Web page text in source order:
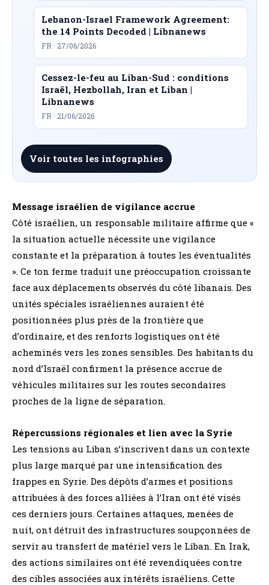
Lebanon-Israel Framework Agreement:
the 14 Points Decoded | Libnanews
FR · 27/06/2026
Cessez-le-feu au Liban-Sud : conditions
Israël, Hezbollah, Iran et Liban |
Libnanews
FR · 21/06/2026
Voir toutes les infographies
Message israélien de vigilance accrue
Côté israélien, un responsable militaire affirme que «
la situation actuelle nécessite une vigilance
constante et la préparation à toutes les éventualités
». Ce ton ferme traduit une préoccupation croissante
face aux déplacements observés du côté libanais. Des
unités spéciales israéliennes auraient été
positionnées plus près de la frontière que
d’ordinaire, et des renforts logistiques ont été
acheminés vers les zones sensibles. Des habitants du
nord d’Israël confirment la présence accrue de
véhicules militaires sur les routes secondaires
proches de la ligne de séparation.
Répercussions régionales et lien avec la Syrie
Les tensions au Liban s’inscrivent dans un contexte
plus large marqué par une intensification des
frappes en Syrie. Des dépôts d’armes et positions
attribuées à des forces alliées à l’Iran ont été visés
ces derniers jours. Certaines attaques, menées de
nuit, ont détruit des infrastructures soupçonnées de
servir au transfert de matériel vers le Liban. En Irak,
des actions similaires ont été revendiquées contre
des cibles associées aux intérêts israéliens. Cette